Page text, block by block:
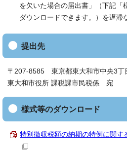
を欠いた場合の届出書」（下記「
ダウンロードできます。）を遅滞
提出先
〒207-8585 東京都東大和市中央3丁
東大和市役所 課税課市民税係 宛
様式等のダウンロード
特別徴収税額の納期の特例に関す